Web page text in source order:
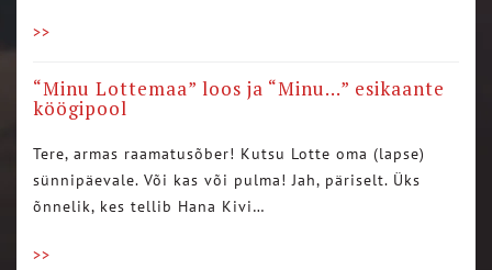
>>
“Minu Lottemaa” loos ja “Minu…” esikaante
köögipool
Tere, armas raamatusõber! Kutsu Lotte oma (lapse)
sünnipäevale. Või kas või pulma! Jah, päriselt. Üks
õnnelik, kes tellib Hana Kivi…
>>